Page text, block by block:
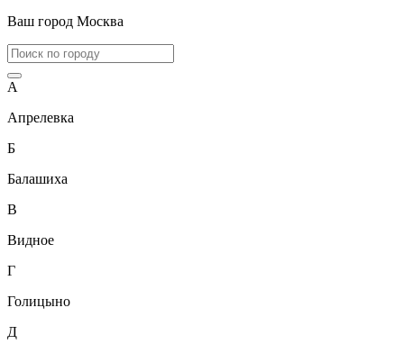
Ваш город Москва
А
Апрелевка
Б
Балашиха
В
Видное
Г
Голицыно
Д